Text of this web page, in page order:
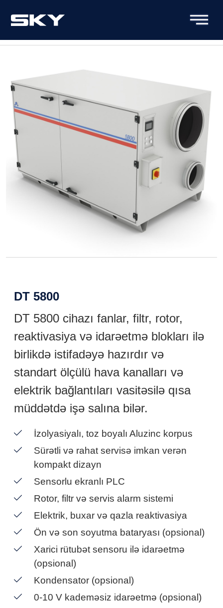
DT 5800
DT 5800 cihazı fanlar, filtr, rotor,
reaktivasiya və idarəetmə blokları ilə
birlikdə istifadəyə hazırdır və
standart ölçülü hava kanalları və
elektrik bağlantıları vasitəsilə qısa
müddətdə işə salına bilər.
İzolyasiyalı, toz boyalı Aluzinc korpus
Sürətli və rahat servisə imkan verən
kompakt dizayn
Sensorlu ekranlı PLC
Rotor, filtr və servis alarm sistemi
Elektrik, buxar və qazla reaktivasiya
Ön və son soyutma bataryası (opsional)
Xarici rütubət sensoru ilə idarəetmə
(opsional)
Kondensator (opsional)
0-10 V kademəsiz idarəetmə (opsional)